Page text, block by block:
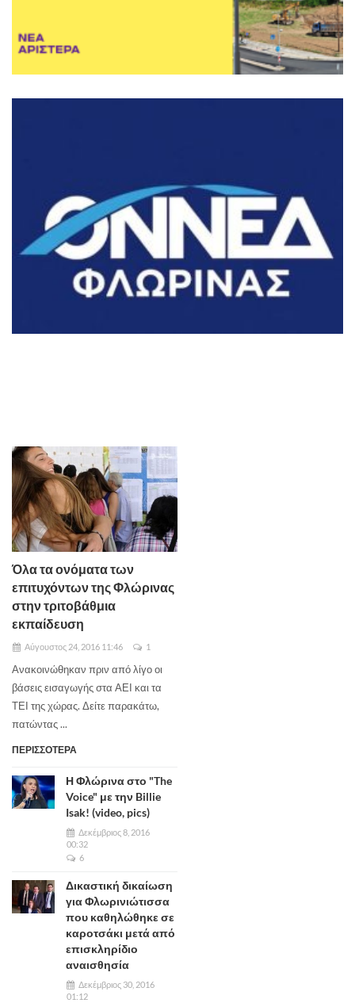
Όλα τα ονόματα των
επιτυχόντων της Φλώρινας
στην τριτοβάθμια
εκπαίδευση
Αύγουστος 24, 2016 11:46 1
Ανακοινώθηκαν πριν από λίγο οι
βάσεις εισαγωγής στα ΑΕΙ και τα
ΤΕΙ της χώρας. Δείτε παρακάτω,
πατώντας ...
ΠΕΡΙΣΣΟΤΕΡΑ
Η Φλώρινα στο "The
Voice" με την Billie
Isak! (video, pics)
Δεκέμβριος 8, 2016
00:32
6
Δικαστική δικαίωση
για Φλωρινιώτισσα
που καθηλώθηκε σε
καροτσάκι μετά από
επισκληρίδιο
αναισθησία
Δεκέμβριος 30, 2016
01:12